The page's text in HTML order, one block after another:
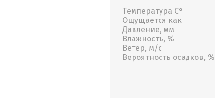
Температура С°
Ощущается как
Давление, мм
Влажность, %
Ветер, м/с
Вероятность осадков, %